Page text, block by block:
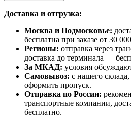
Доставка и отгрузка:
Москва и Подмосковье:
бесплатна при заказе от 30
Регионы: отправка через
доставка до терминала —
За МКАД: условия
Самовывоз: с нашего
оформить пропуск.
Отправка по России:
транспортные компании,
бесплатно.